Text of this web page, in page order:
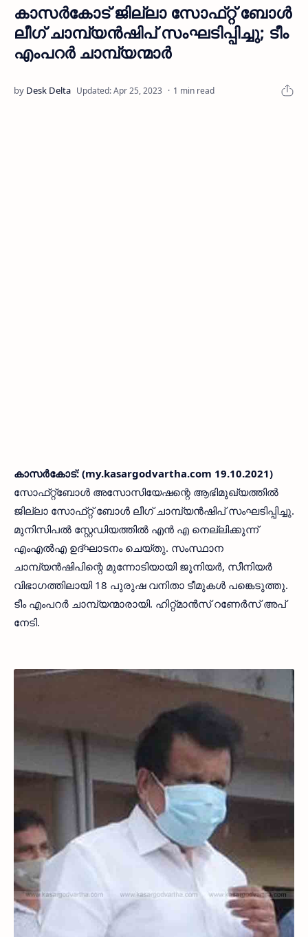
കാസർകോട് ജില്ലാ സോഫ്‌റ്റ്‌ ബോള്‍
ലീഗ്‌ ചാമ്പ്യന്‍ഷിപ് സംഘടിപ്പിച്ചു; ടീം
എംപറര്‍ ചാമ്പ്യന്മാർ
1 min read
കാസര്‍കോട്‌: (my.kasargodvartha.com 19.10.2021)
സോഫ്‌റ്റ്‌ബോള്‍ അസോസിയേഷന്റെ ആഭിമുഖ്യത്തില്‍
ജില്ലാ സോഫ്‌റ്റ്‌ ബോള്‍ ലീഗ്‌ ചാമ്പ്യന്‍ഷിപ് സംഘടിപ്പിച്ചു.
മുനിസിപല്‍ സ്റ്റേഡിയത്തില്‍ എന്‍ എ നെല്ലിക്കുന്ന്‌
എംഎല്‍എ ഉദ്‌ഘാടനം ചെയ്‌തു. സംസ്ഥാന
ചാമ്പ്യന്‍ഷിപിന്റെ മുന്നോടിയായി ജൂനിയര്‍, സീനിയര്‍
വിഭാഗത്തിലായി 18 പുരുഷ വനിതാ ടീമുകള്‍ പങ്കെടുത്തു.
ടീം എംപറര്‍ ചാമ്പ്യന്മാരായി. ഹിറ്റ്‌മാന്‍സ്‌ റണേര്‍സ്‌ അപ്
നേടി.